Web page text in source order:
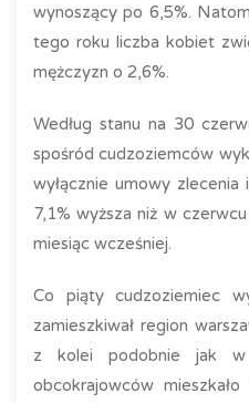
wynoszący po 6,5%.
tego roku liczba kobiet
mężczyzn o 2,6%.
Według stanu na 30
spośród cudzoziemców
wyłącznie umowy
7,1% wyższa niż w
miesiąc wcześniej.
Co piąty cudzoziemiec
zamieszkiwał region
z kolei podobnie jak w
obcokrajowców